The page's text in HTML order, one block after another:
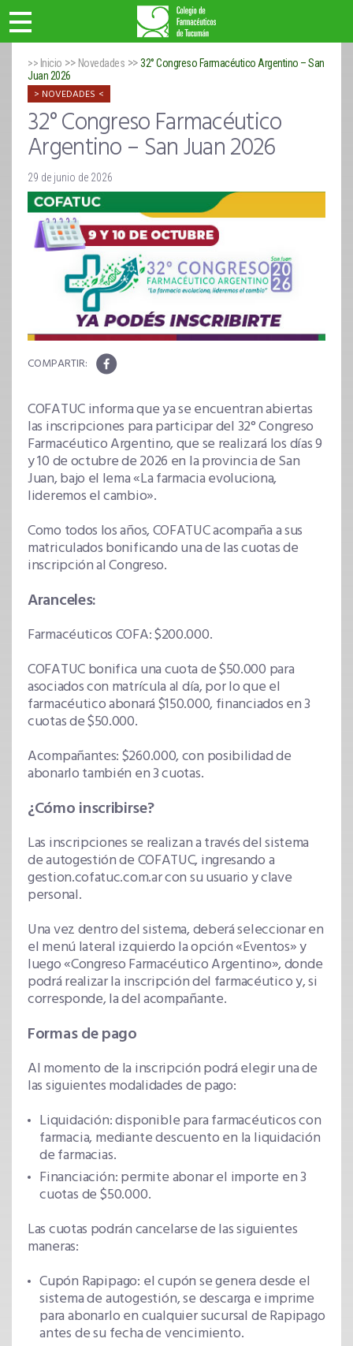
>> Inicio >> Novedades >>32° Congreso Farmacéutico Argentino – San
Juan 2026
NOVEDADES
32° Congreso Farmacéutico
Argentino – San Juan 2026
29 de junio de 2026
COFATUC informa que ya se encuentran abiertas
las inscripciones para participar del 32° Congreso
Farmacéutico Argentino, que se realizará los días 9
y 10 de octubre de 2026 en la provincia de San
Juan, bajo el lema «La farmacia evoluciona,
lideremos el cambio».
Como todos los años, COFATUC acompaña a sus
matriculados bonificando una de las cuotas de
inscripción al Congreso.
Aranceles:
Farmacéuticos COFA: $200.000.
COFATUC bonifica una cuota de $50.000 para
asociados con matrícula al día, por lo que el
farmacéutico abonará $150.000, financiados en 3
cuotas de $50.000.
Acompañantes: $260.000, con posibilidad de
abonarlo también en 3 cuotas.
¿Cómo inscribirse?
Las inscripciones se realizan a través del sistema
de autogestión de COFATUC, ingresando a
gestion.cofatuc.com.ar con su usuario y clave
personal.
Una vez dentro del sistema, deberá seleccionar en
el menú lateral izquierdo la opción «Eventos» y
luego «Congreso Farmacéutico Argentino», donde
podrá realizar la inscripción del farmacéutico y, si
corresponde, la del acompañante.
Formas de pago
Al momento de la inscripción podrá elegir una de
las siguientes modalidades de pago:
Liquidación: disponible para farmacéuticos con
farmacia, mediante descuento en la liquidación
de farmacias.
Financiación: permite abonar el importe en 3
cuotas de $50.000.
Las cuotas podrán cancelarse de las siguientes
maneras:
Cupón Rapipago: el cupón se genera desde el
sistema de autogestión, se descarga e imprime
para abonarlo en cualquier sucursal de Rapipago
antes de su fecha de vencimiento.